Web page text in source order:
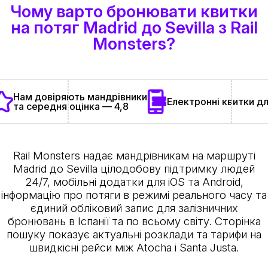
Чому варто бронювати квитки
на потяг Madrid до Sevilla з Rail
Monsters?
Нам довіряють мандрівники
та середня оцінка — 4,8
Електронні квитки
Rail Monsters надає мандрівникам на маршруті
Madrid до Sevilla цілодобову підтримку людей
24/7, мобільні додатки для iOS та Android,
інформацію про потяги в режимі реального часу та
єдиний обліковий запис для залізничних
бронювань в Іспанії та по всьому світу. Сторінка
пошуку показує актуальні розклади та тарифи на
швидкісні рейси між Atocha і Santa Justa.